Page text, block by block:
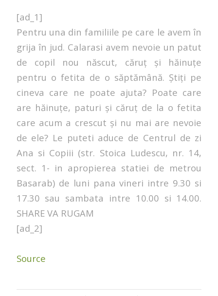
[ad_1]
Pentru una din familiile pe care le avem în
grija în jud. Calarasi avem nevoie un patut
de copil nou născut, căruț și hăinuțe
pentru o fetita de o săptămână. Știți pe
cineva care ne poate ajuta? Poate care
are hăinuțe, paturi și căruț de la o fetita
care acum a crescut și nu mai are nevoie
de ele? Le puteti aduce de Centrul de zi
Ana si Copiii (str. Stoica Ludescu, nr. 14,
sect. 1- in apropierea statiei de metrou
Basarab) de luni pana vineri intre 9.30 si
17.30 sau sambata intre 10.00 si 14.00.
SHARE VA RUGAM
[ad_2]
Source